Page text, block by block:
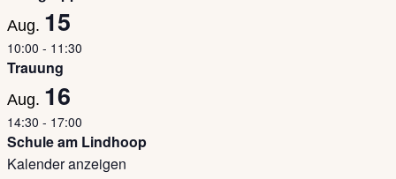
Aug. 15
10:00 - 11:30
Trauung
Aug. 16
14:30 - 17:00
Schule am Lindhoop
Kalender anzeigen